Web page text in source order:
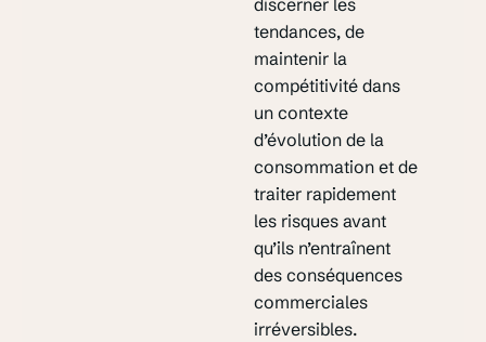
discerner les
tendances, de
maintenir la
compétitivité dans
un contexte
d’évolution de la
consommation et de
traiter rapidement
les risques avant
qu’ils n’entraînent
des conséquences
commerciales
irréversibles.